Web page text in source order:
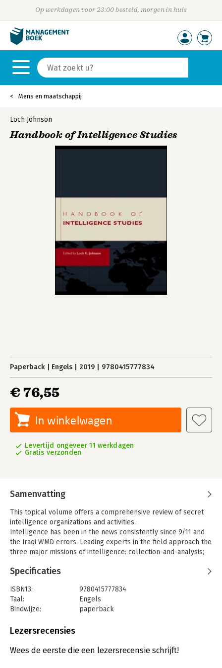
Op werkdagen voor 23:00 besteld, morgen in huis
Mens en maatschappij
Loch Johnson
Handbook of Intelligence Studies
Paperback Engels 2019 9780415777834
€ 76,55
In winkelwagen
Levertijd ongeveer 11 werkdagen
Gratis verzonden
Samenvatting
This topical volume offers a comprehensive review of secret
intelligence organizations and activities.
Intelligence has been in the news consistently since 9/11 and
the Iraqi WMD errors. Leading experts in the field approach the
three major missions of intelligence: collection-and-analysis;
missions, the dynamically written essays dissect the so-called
assessing information from around the world. Covert action, the
most controversial intelligence activity, is explored, with
special attention on the issue of military organizations moving
authors furthermore examine the problems that are associated
and terrorist organizations, as well as the question of
Specificaties
ISBN13:
9780415777834
Taal:
Engels
Bindwijze:
paperback
Uitgever:
Lezersrecensies
Wees de eerste die een lezersrecensie schrijft!